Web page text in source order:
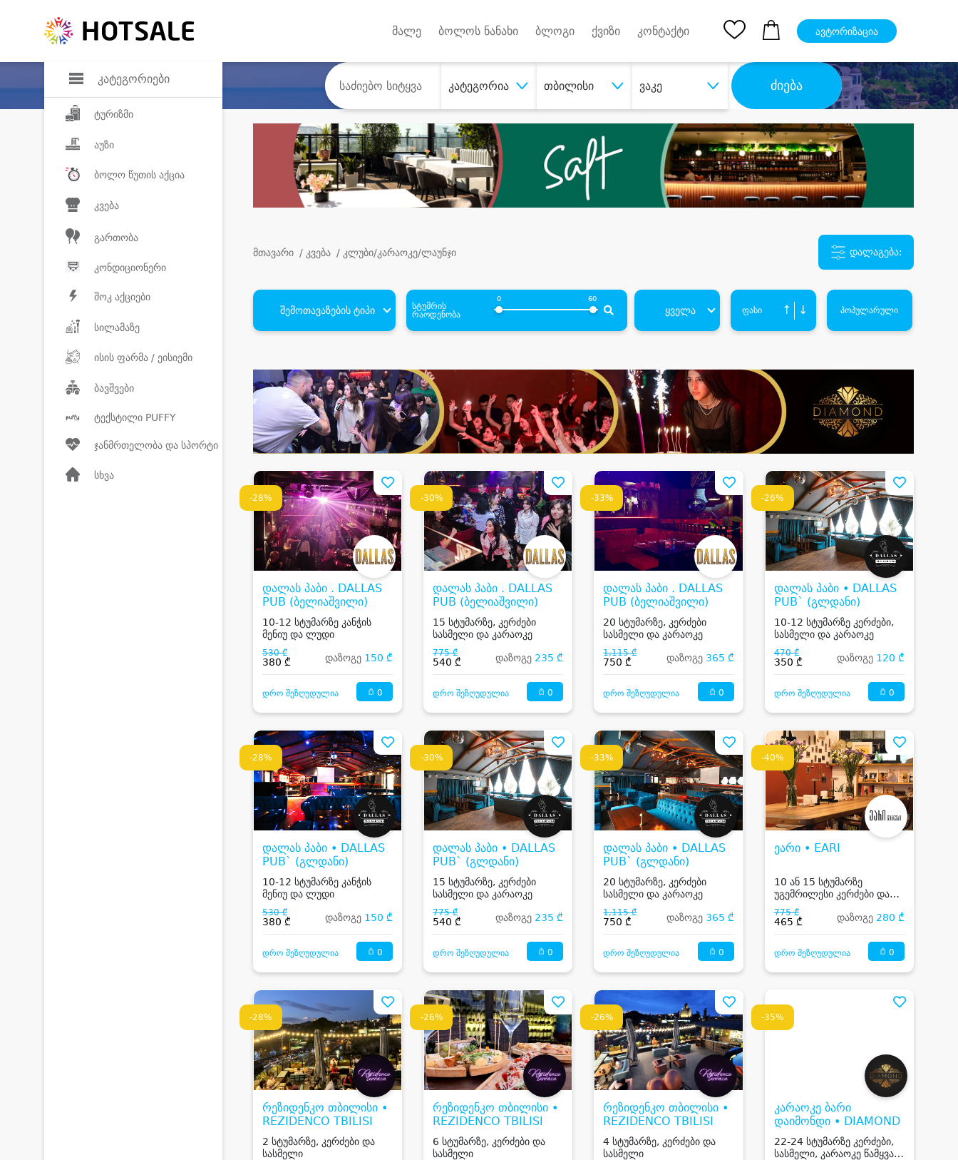
კატეგორიები
ტურიზმი
აუზი
ბოლო წუთის აქცია
კვება
გართობა
კონდიციონერი
შოკ აქციები
სილამაზე
ისის ფარმა / ეისიემი
ბავშვები
ტექსტილი PUFFY
ჯანმრთელობა და სპორტი
სხვა
მალე ბოლოს ნანახი ბლოგი ქვიზი კონტაქტი ავტორიზაცია
კატეგორია თბილისი ვაკე ძიება
მთავარი / კვება / კლუბი/კარაოკე/ლაუნჯი დალაგება:
შემოთავაზების ტიპი
სტუმრის
რაოდენობა
0 60
ყველა ფასი ↑ ↓ პოპულარული
-28%
დალას პაბი . DALLAS
PUB (ბელიაშვილი)
10-12 სტუმარზე კანჭის
მენიუ და ლუდი
530 ₾
380 ₾ დაზოგე 150 ₾
დრო შეზღუდულია 0
-30%
დალას პაბი . DALLAS
PUB (ბელიაშვილი)
15 სტუმარზე, კერძები
სასმელი და კარაოკე
775 ₾
540 ₾ დაზოგე 235 ₾
დრო შეზღუდულია 0
-33%
დალას პაბი . DALLAS
PUB (ბელიაშვილი)
20 სტუმარზე, კერძები
სასმელი და კარაოკე
1,115 ₾
750 ₾ დაზოგე 365 ₾
დრო შეზღუდულია 0
-26%
დალას პაბი • DALLAS
PUB` (გლდანი)
10-12 სტუმარზე კერძები,
სასმელი და კარაოკე
470 ₾
350 ₾ დაზოგე 120 ₾
დრო შეზღუდულია 0
-28%
დალას პაბი • DALLAS
PUB` (გლდანი)
10-12 სტუმარზე კანჭის
მენიუ და ლუდი
530 ₾
380 ₾ დაზოგე 150 ₾
დრო შეზღუდულია 0
-30%
დალას პაბი • DALLAS
PUB` (გლდანი)
15 სტუმარზე, კერძები
სასმელი და კარაოკე
775 ₾
540 ₾ დაზოგე 235 ₾
დრო შეზღუდულია 0
-33%
დალას პაბი • DALLAS
PUB` (გლდანი)
20 სტუმარზე, კერძები
სასმელი და კარაოკე
1,115 ₾
750 ₾ დაზოგე 365 ₾
დრო შეზღუდულია 0
-40%
ეარი • EARI
10 ან 15 სტუმარზე
უგემრილესი კერძები და
სასმელი
775 ₾
465 ₾ დაზოგე 280 ₾
დრო შეზღუდულია 0
-28%
რეზიდენკო თბილისი •
REZIDENCO TBILISI
2 სტუმარზე, კერძები და
სასმელი
-26%
რეზიდენკო თბილისი •
REZIDENCO TBILISI
6 სტუმარზე, კერძები და
სასმელი
-26%
რეზიდენკო თბილისი •
REZIDENCO TBILISI
4 სტუმარზე, კერძები და
სასმელი
-35%
კარაოკე ბარი
დაიმონდი • DIAMOND
22-24 სტუმარზე კერძები,
სასმელი, კარაოკე წამყვანი